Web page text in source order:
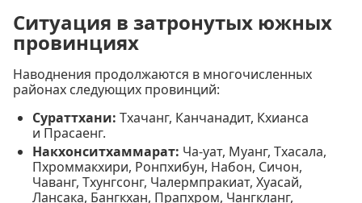
Ситуация в затронутых южных
провинциях
Наводнения продолжаются в многочисленных
районах следующих провинций:
Сураттхани: Тхачанг, Канчанадит, Кхианса
и Прасаенг.
Накхонситхаммарат: Ча-уат, Муанг, Тхасала,
Пхроммакхири, Ронпхибун, Набон, Сичон,
Чаванг, Тхунгсонг, Чалермпракиат, Хуасай,
Лансака, Бангкхан, Прапхром, Чангкланг,